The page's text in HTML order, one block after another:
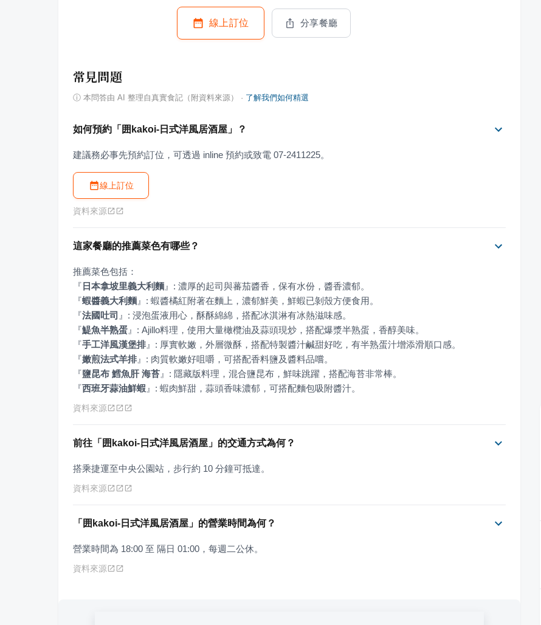
線上訂位 分享餐廳
常見問題
ⓘ 本問答由 AI 整理自真實食記（附資料來源） · 了解我們如何精選
如何預約「囲kakoi-日式洋風居酒屋」？
建議務必事先預約訂位，可透過 inline 預約或致電 07-2411225。
線上訂位
資料來源
這家餐廳的推薦菜色有哪些？
『 日本拿坡里義大利麵 』
『蝦醬義大利麵 』
『法國吐司 』
『鯷魚半熟蛋 』
『手工洋風漢堡排』
『嫩煎法式羊排』
『鹽昆布 鱈魚肝 海苔 』
『西班牙蒜油鮮蝦 』 : 蝦肉鮮甜，蒜頭香味濃郁，可搭配麵包吸附醬汁。
資料來源
前往「囲kakoi-日式洋風居酒屋」的交通方式為何？
搭乘捷運至中央公園站，步行約 10 分鐘可抵達。
資料來源
「囲kakoi-日式洋風居酒屋」的營業時間為何？
營業時間為 18:00 至 隔日 01:00，每週二公休。
資料來源